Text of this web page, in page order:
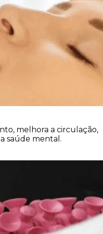
melhora a circulação,
saúde mental.